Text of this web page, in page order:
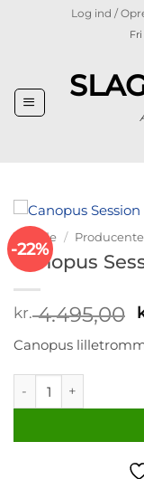
Log ind /
-22%
Forside /
Canopus
kr.4.495,00
Canopus